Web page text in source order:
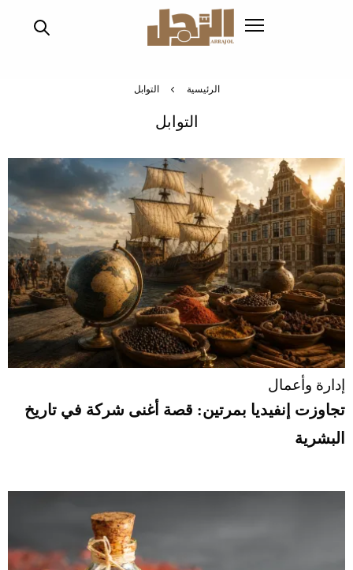
الرئيسية التوابل
التوابل
إدارة وأعمال
تجاوزت إنفيديا بمرتين: قصة أغنى شركة في تاريخ
البشرية